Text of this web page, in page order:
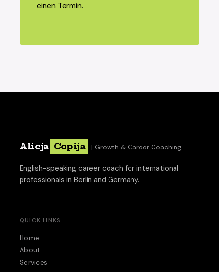
einen Termin.
Alicja Copija | Growth & Career Coaching
English-speaking career coach for international
professionals in Berlin and Germany.
QUICK LINKS
Home
About
Services